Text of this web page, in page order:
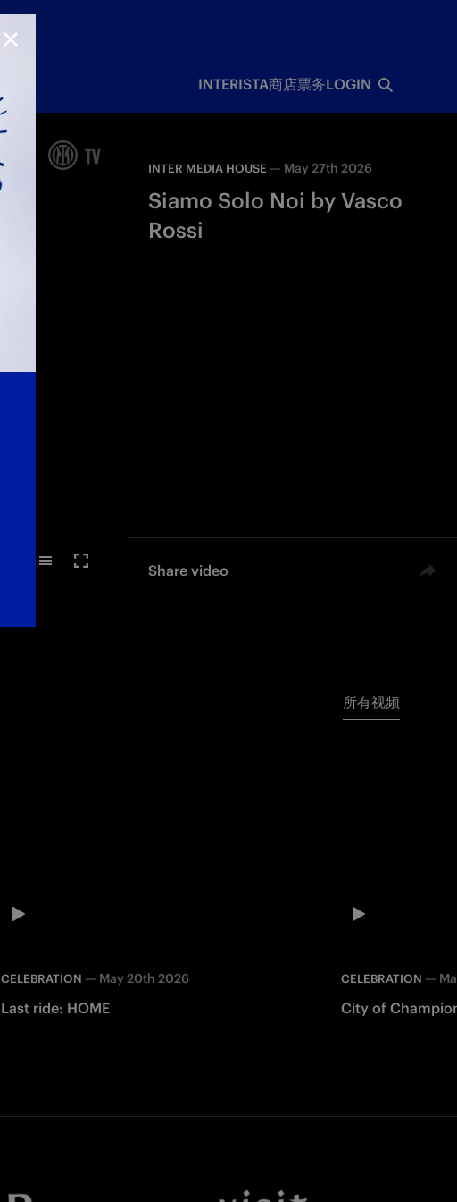
INTERISTA商店票务LOGIN
INTER MEDIA HOUSE — May 27th 2026
Siamo Solo Noi by Vasco
Rossi
Share video
所有视频
CELEBRATION — May 20th 2026
Last ride: HOME
CELEBRATION —
City of
CLOSE